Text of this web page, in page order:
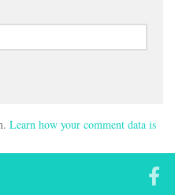
Learn how your comment data is